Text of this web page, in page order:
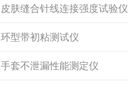
皮肤缝合针线连接强度试验仪
环型带初粘测试仪
手套不泄漏性能测定仪